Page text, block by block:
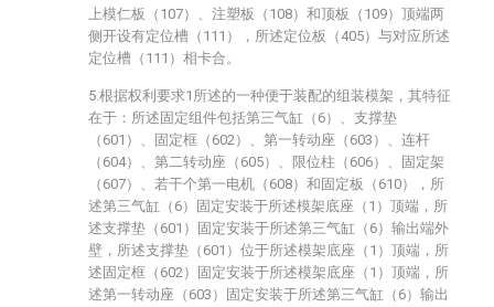
上模仁板（107）、注塑板（108）和顶板（109）顶端两
侧开设有定位槽（111），所述定位板（405）与对应所述
定位槽（111）相卡合。
5.根据权利要求1所述的一种便于装配的组装模架，其特征
在于：所述固定组件包括第三气缸（6）、支撑垫
（601）、固定框（602）、第一转动座（603）、连杆
（604）、第二转动座（605）、限位柱（606）、固定架
（607）、若干个第一电机（608）和固定板（610），所
述第三气缸（6）固定安装于所述模架底座（1）顶端，所
述支撑垫（601）固定安装于所述第三气缸（6）输出端外
壁，所述支撑垫（601）位于所述模架底座（1）顶端，所
述固定框（602）固定安装于所述模架底座（1）顶端，所
述第一转动座（603）固定安装于所述第三气缸（6）输出